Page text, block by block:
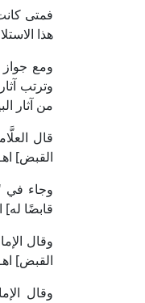
فمتى
هذا
ومع جواز
وترتب
من آثار
القبض]
قابضًا له]
القبض]